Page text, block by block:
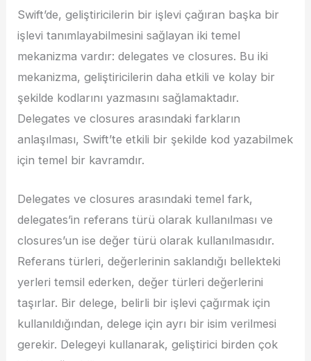
Swift’de, geliştiricilerin bir işlevi çağıran başka bir
işlevi tanımlayabilmesini sağlayan iki temel
mekanizma vardır: delegates ve closures. Bu iki
mekanizma, geliştiricilerin daha etkili ve kolay bir
şekilde kodlarını yazmasını sağlamaktadır.
Delegates ve closures arasındaki farkların
anlaşılması, Swift’te etkili bir şekilde kod yazabilmek
için temel bir kavramdır.
Delegates ve closures arasındaki temel fark,
delegates’in referans türü olarak kullanılması ve
closures’un ise değer türü olarak kullanılmasıdır.
Referans türleri, değerlerinin saklandığı bellekteki
yerleri temsil ederken, değer türleri değerlerini
taşırlar. Bir delege, belirli bir işlevi çağırmak için
kullanıldığından, delege için ayrı bir isim verilmesi
gerekir. Delegeyi kullanarak, geliştirici birden çok